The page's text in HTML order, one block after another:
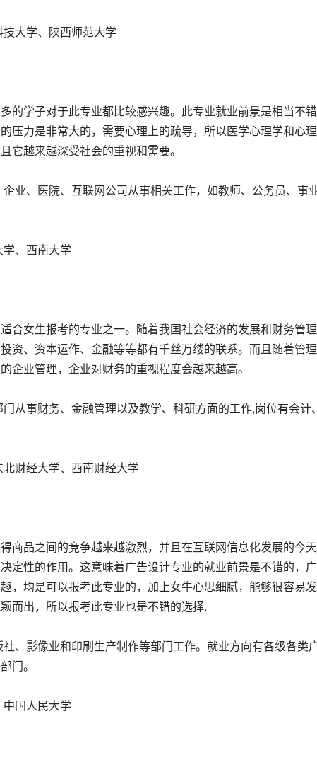
大学、陕西师范大学
的学子对于此专业都比较感兴趣。此专业就业前景是相当不错
压力是非常大的，需要心理上的疏导，所以医学心理学和心
它越来越深受社会的重视和需要。
业、医院、互联网公司从事相关工作，如教师、公务员、事
、西南大学
合女生报考的专业之一。随着我国社会经济的发展和财务管
资、资本运作、金融等等都有千丝万缕的联系。而且随着管
企业管理，企业对财务的重视程度会越来越高。
从事财务、金融管理以及教学、科研方面的工作,岗位有会计
财经大学、西南财经大学
商品之间的竞争越来越激烈，并且在互联网信息化发展的今
定性的作用。这意味着广告设计专业的就业前景是不错的，
，均是可以报考此专业的，加上女牛心思细腻，能够很容易
而出，所以报考此专业也是不错的选择.
、影像业和印刷生产制作等部门工作。就业方向有各级各类
门。
国人民大学